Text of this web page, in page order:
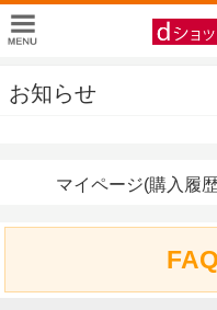
お知らせ
マイページ(購入履